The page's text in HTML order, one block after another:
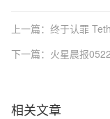
上一篇：终于认罪
相关文章